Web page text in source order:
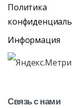
Политика
Информация
Связьснами